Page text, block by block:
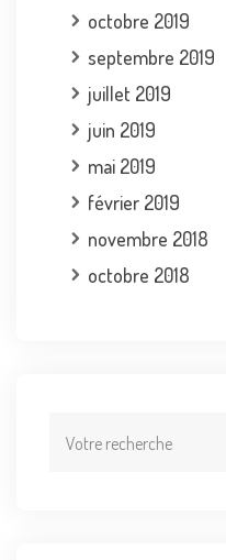
octobre 2019
septembre 2019
juillet 2019
juin 2019
mai 2019
février 2019
novembre 2018
octobre 2018